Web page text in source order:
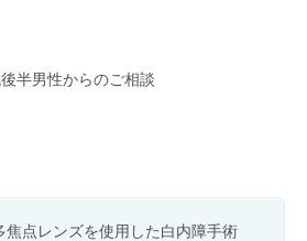
後半男性からのご相談
焦点レンズを使用した白内障手術